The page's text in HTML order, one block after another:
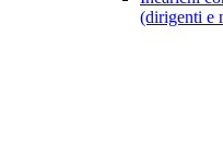
(dirigenti e